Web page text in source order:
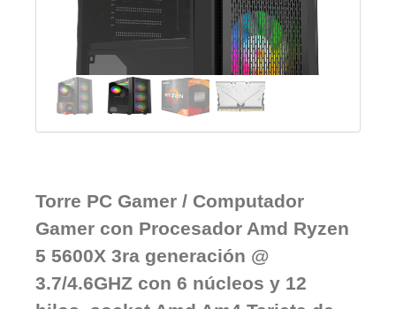
Torre PC Gamer / Computador
Gamer con Procesador Amd Ryzen